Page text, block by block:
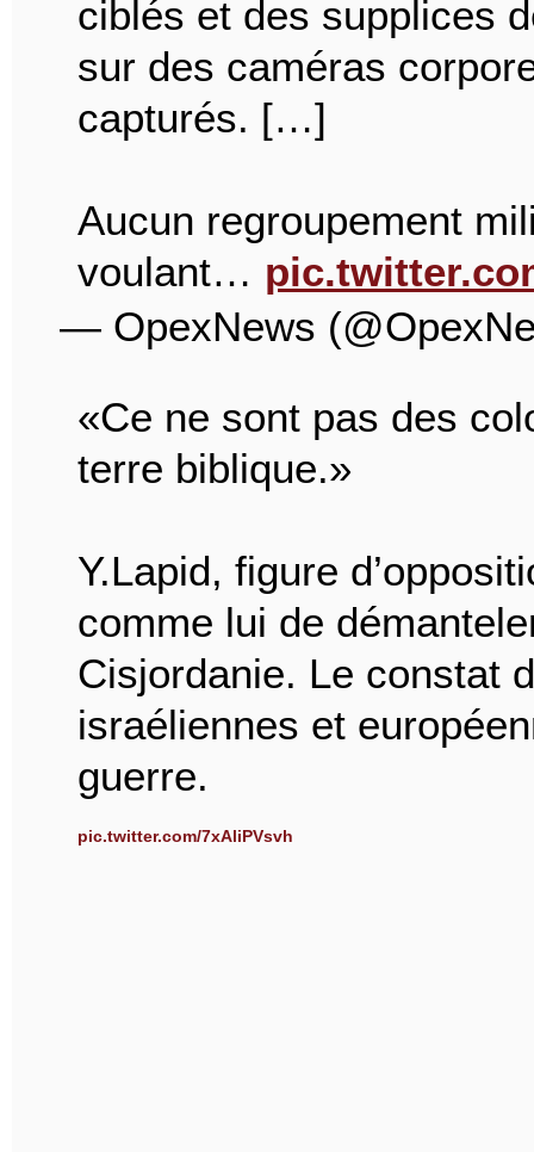
ciblés et des supplices
sur des caméras
capturés. […]
Aucun regroupement
voulant…
— OpexNews
«Ce ne sont pas des
terre biblique.»
Y.Lapid, figure
comme lui de
Cisjordanie. Le constat
israéliennes et
guerre.
pic.twitter.com/7xAliPVsvh